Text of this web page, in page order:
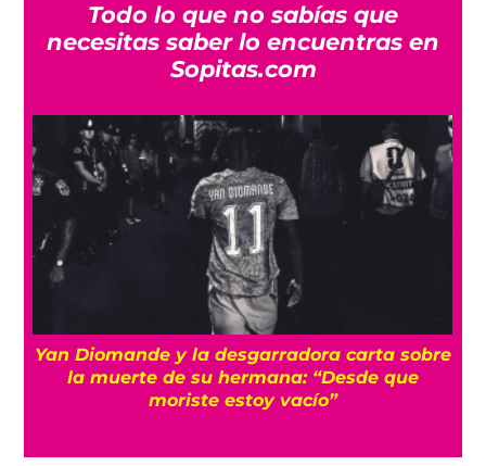
Todo lo que no sabías que
necesitas saber lo encuentras en
Sopitas.com
Yan Diomande y la desgarradora carta sobre
la muerte de su hermana: “Desde que
moriste estoy vacío”